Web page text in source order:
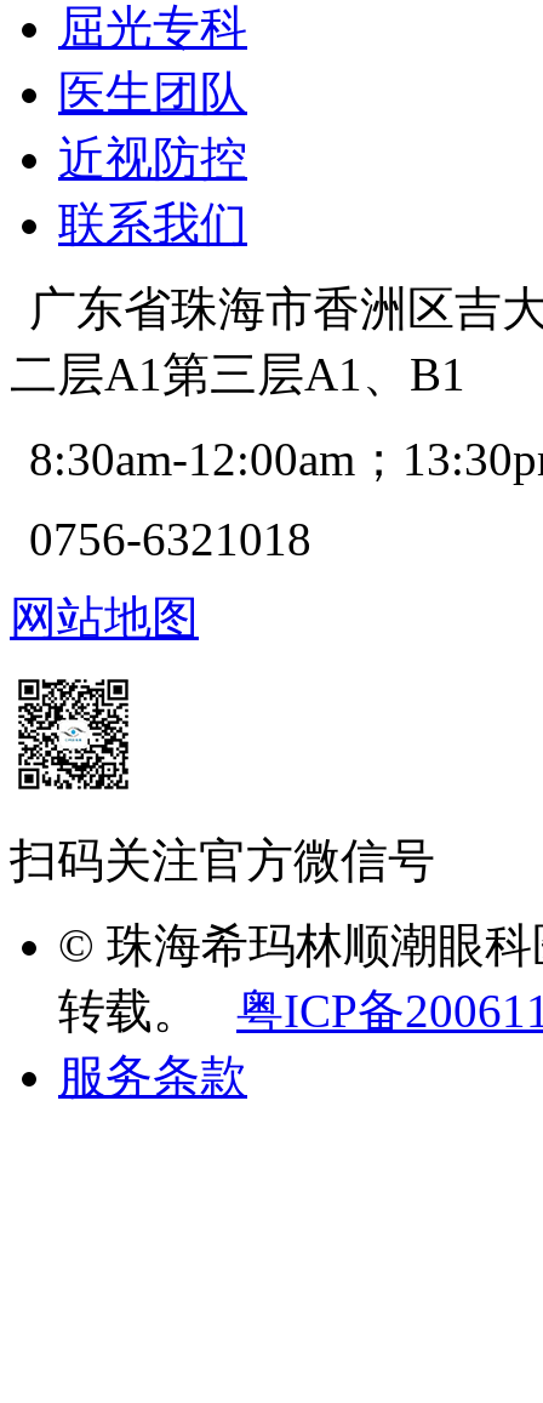
屈光专科
医生团队
近视防控
联系我们
广东省珠海市香洲区吉
二层A1第三层A1、B1
8:30am-12:00am；
0756-6321018
网站地图
扫码关注官方微信号
© 珠海希玛林顺潮眼
转载。
粤ICP备
服务条款